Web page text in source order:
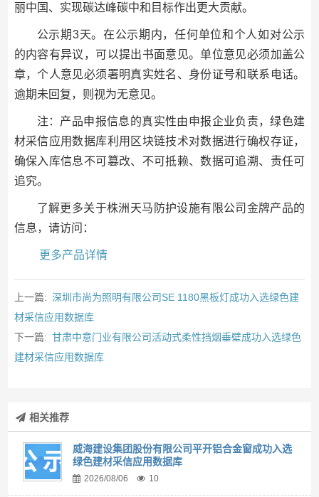
丽中国、实现碳达峰碳中和目标作出更大贡献。
公示期3天。在公示期内，任何单位和个人如对公示
的内容有异议，可以提出书面意见。单位意见必须加盖公
章，个人意见必须署明真实姓名、身份证号和联系电话。
逾期未回复，则视为无意见。
注：产品申报信息的真实性由申报企业负责，绿色建
材采信应用数据库利用区块链技术对数据进行确权存证，
确保入库信息不可篡改、不可抵赖、数据可追溯、责任可
追究。
了解更多关于株洲天马防护设施有限公司金牌产品的
信息，请访问：
更多产品详情
上一篇: 深圳市尚为照明有限公司SE 1180黑板灯成功入选绿色建
材采信应用数据库
下一篇: 甘肃中意门业有限公司活动式柔性挡烟垂壁成功入选绿色
建材采信应用数据库
相关推荐
威海建设集团股份有限公司平开铝合金窗成功入选
绿色建材采信应用数据库
2026/08/06 10